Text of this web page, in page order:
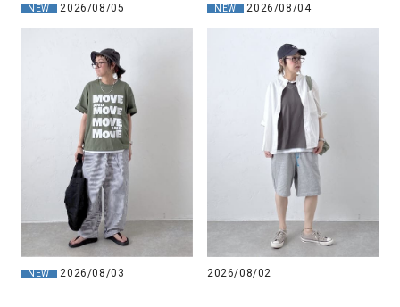
NEW 2026/08/05 NEW 2026/08/04
NEW 2026/08/03 2026/08/02